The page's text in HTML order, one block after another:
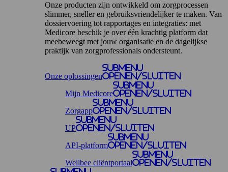
Onze producten zijn ontwikkeld om zorgprocessen
slimmer, sneller en gebruiksvriendelijker te maken. Van
dossiervoering tot rapportages en integraties: met
Medicore beschik je over één krachtig platform dat
meebeweegt met jouw organisatie en de dagelijkse
praktijk van zorgprofessionals ondersteunt.
Onze oplossingen
Submenu
openen/sluiten
Mijn Medicore
Submenu
openen/sluiten
Zorgapp
Submenu
openen/sluiten
UP
Submenu
openen/sluiten
API-platform
Submenu
openen/sluiten
Wellbee cliëntportaal
Submenu
openen/sluiten